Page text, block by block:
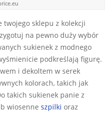
twojego sklepu z kolekcji
na pewno duży wybór
sukienek z modnego
podkreślają figurę.
i dekoltem w serek
kolorach, takich jak
takich sukienek panie z
wiosenne szpilki oraz